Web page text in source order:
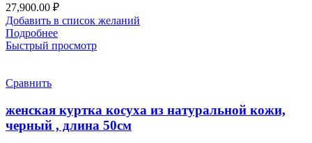
27,900.00 ₽
Добавить в список желаний
Подробнее
Быстрый просмотр
Сравнить
женская куртка косуха из натуральной кожи,
черный , длина 50см